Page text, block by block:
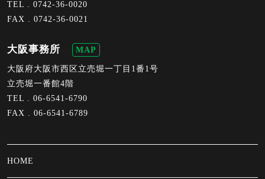
TEL . 0742-36-0020
FAX . 0742-36-0021
大阪事務所 MAP
大阪府大阪市西区立売堀一丁目1番1号
立売堀一番館4階
TEL . 06-6541-6790
FAX . 06-6541-6789
HOME